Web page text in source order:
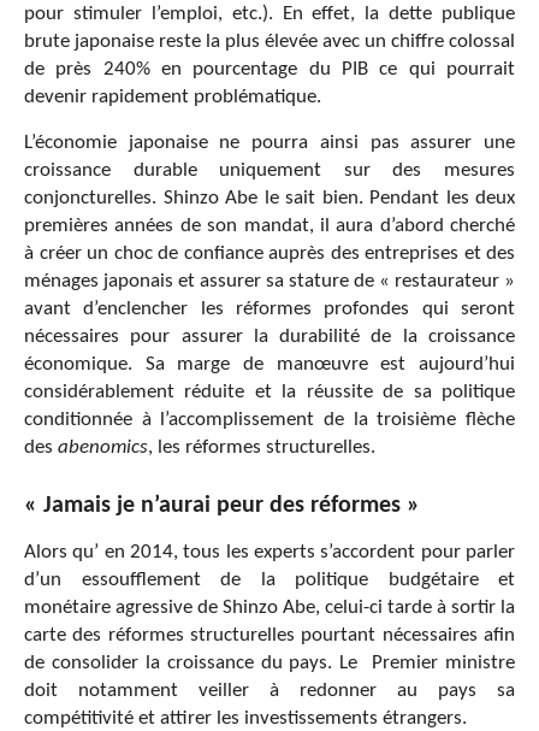
pour stimuler l’emploi, etc.). En effet, la dette publique
brute japonaise reste la plus élevée avec un chiffre colossal
de près 240% en pourcentage du PIB ce qui pourrait
devenir rapidement problématique.
L’économie japonaise ne pourra ainsi pas assurer une
croissance durable uniquement sur des mesures
conjoncturelles. Shinzo Abe le sait bien. Pendant les deux
premières années de son mandat, il aura d’abord cherché
à créer un choc de confiance auprès des entreprises et des
ménages japonais et assurer sa stature de « restaurateur »
avant d’enclencher les réformes profondes qui seront
nécessaires pour assurer la durabilité de la croissance
économique. Sa marge de manœuvre est aujourd’hui
considérablement réduite et la réussite de sa politique
conditionnée à l’accomplissement de la troisième flèche
des abenomics, les réformes structurelles.
« Jamais je n’aurai peur des réformes »
Alors qu’ en 2014, tous les experts s’accordent pour parler
d’un essoufflement de la politique budgétaire et
monétaire agressive de Shinzo Abe, celui-ci tarde à sortir la
carte des réformes structurelles pourtant nécessaires afin
de consolider la croissance du pays. Le Premier ministre
doit notamment veiller à redonner au pays sa
compétitivité et attirer les investissements étrangers.